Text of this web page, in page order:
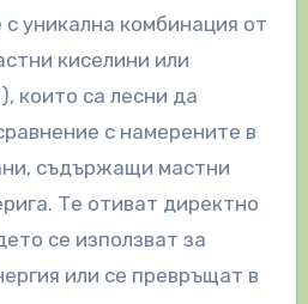
с уникална комбинация от
киселини или
които са лесни да
с намерените в
съдържащи мастни
Те отиват директно
се използват за
или се превръщат в